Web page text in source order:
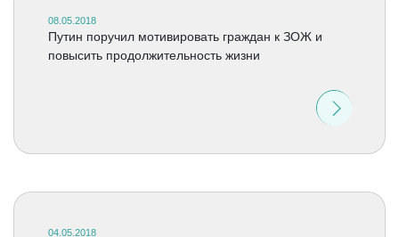
08.05.2018
Путин поручил мотивировать граждан к ЗОЖ и
повысить продолжительность жизни
04.05.2018